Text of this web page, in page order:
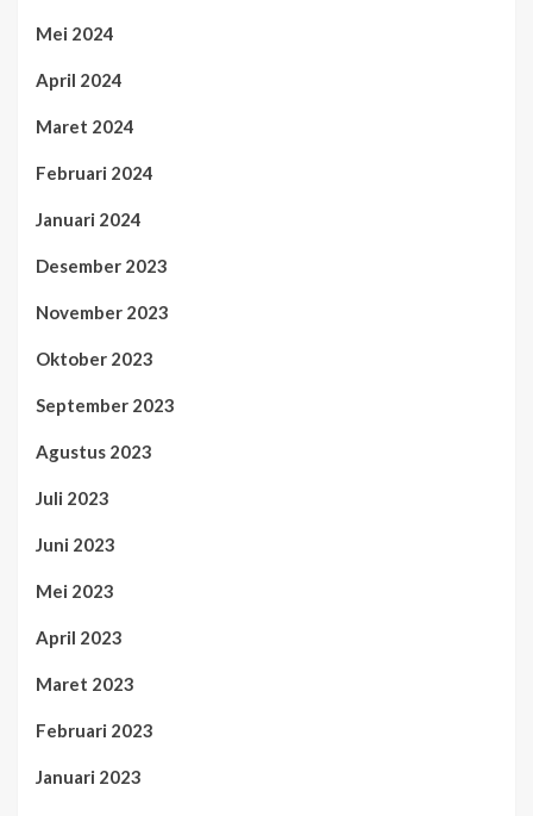
Mei 2024
April 2024
Maret 2024
Februari 2024
Januari 2024
Desember 2023
November 2023
Oktober 2023
September 2023
Agustus 2023
Juli 2023
Juni 2023
Mei 2023
April 2023
Maret 2023
Februari 2023
Januari 2023